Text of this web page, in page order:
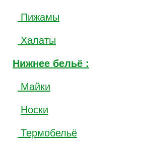
Пижамы
Халаты
Нижнее бельё :
Майки
Носки
Термобельё